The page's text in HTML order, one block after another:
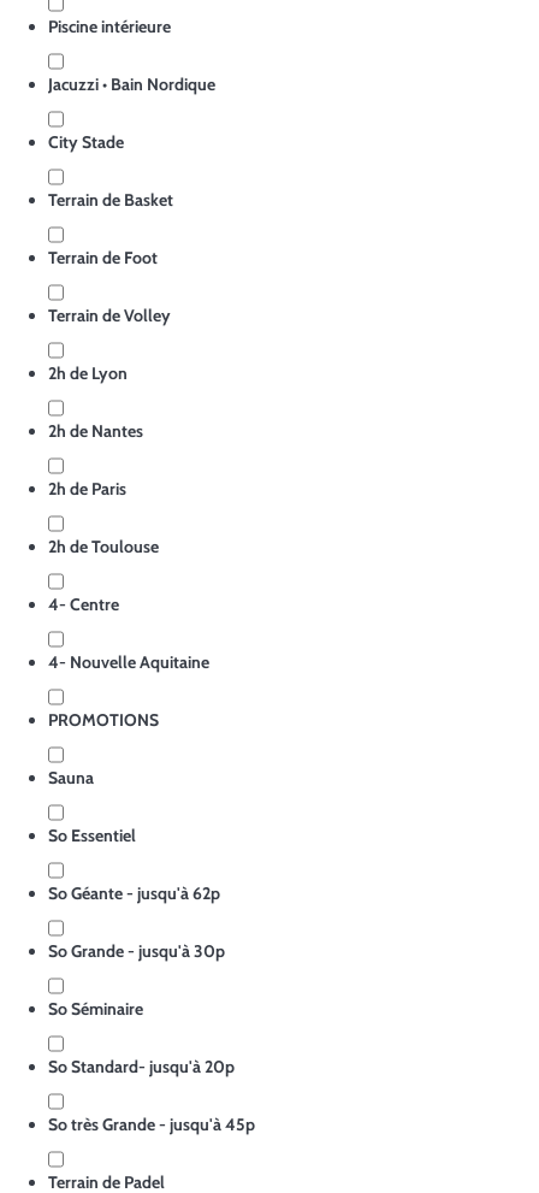
Piscine intérieure
Jacuzzi • Bain Nordique
City Stade
Terrain de Basket
Terrain de Foot
Terrain de Volley
2h de Lyon
2h de Nantes
2h de Paris
2h de Toulouse
4- Centre
4- Nouvelle Aquitaine
PROMOTIONS
Sauna
So Essentiel
So Géante - jusqu'à 62p
So Grande - jusqu'à 30p
So Séminaire
So Standard- jusqu'à 20p
So très Grande - jusqu'à 45p
Terrain de Padel